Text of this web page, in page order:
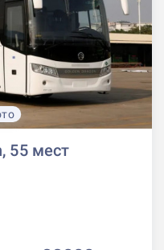
55 мест